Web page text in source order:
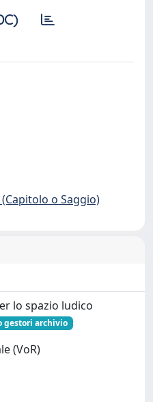
o Saggio)
lo spazio ludico
gestori archivio
(VoR)